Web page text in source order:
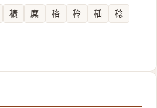
穬 穈 䅂 秢 䅤
稔